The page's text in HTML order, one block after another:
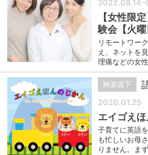
【女性限
験会【火曜
リモートワー
え、ネットを
理痛などの女
神楽坂下
2020.01.25
エイゴえ
子育てに英語
も忙しいお母
りません。ま